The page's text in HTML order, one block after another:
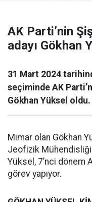
AK Parti’nin
adayı Gökhan
31 Mart 2024
seçiminde AK
Gökhan Yüksel oldu.
Mimar olan Gökhan
Jeofizik
Yüksel, 7’nci dönem
görev yapıyor.